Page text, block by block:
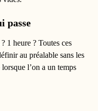
passe
1 heure ? Toutes ces
au préalable sans les
l’on a un temps